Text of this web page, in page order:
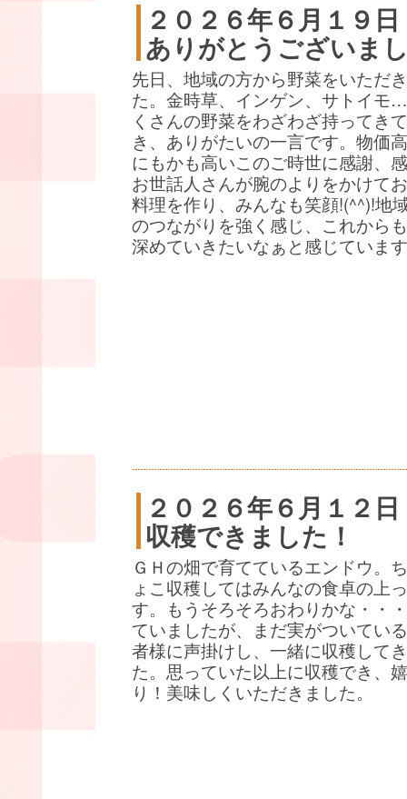
２０２６年６月１９日
ありがとうございま
先日、地域の方から野菜をいただ
た。金時草、インゲン、サトイモ
くさんの野菜をわざわざ持ってき
き、ありがたいの一言です。物価
にもかも高いこのご時世に感謝、
お世話人さんが腕のよりをかけて
料理を作り、みんなも笑顔!(^^)!地
のつながりを強く感じ、これから
深めていきたいなぁと感じていま
２０２６年６月１２日
収穫できました！
ＧＨの畑で育てているエンドウ。
ょこ収穫してはみんなの食卓の上
す。もうそろそろおわりかな・・
ていましたが、まだ実がついてい
者様に声掛けし、一緒に収穫して
た。思っていた以上に収穫でき、
り！美味しくいただきました。